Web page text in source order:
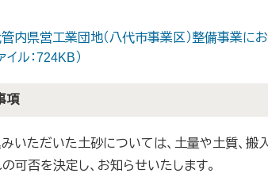
内県営工業団地（八代市事業区）整備事業に
イル：724KB）
項
いただいた土砂については、土量や土質、搬
可否を決定し、お知らせいたします。